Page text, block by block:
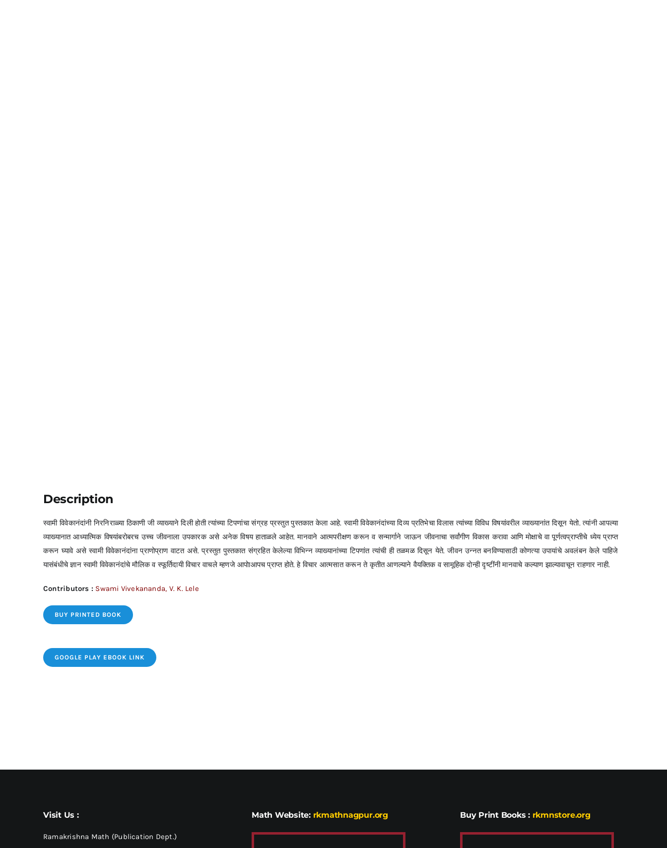
Description
स्वामी विवेकानंदांनी निरनिराळ्या ठिकाणी जी व्याख्याने दिली होती त्यांच्या टिपणांचा संग्रह प्रस्तुत पुस्तकात केला आहे. स्वामी विवेकानंदांच्या दिव्य प्रतिभेचा विलास त्यांच्या विविध विषयांवरील व्याख्यानांत दिसून येतो. त्यांनी आपल्या
व्याख्यानात आध्यात्मिक विषयांबरोबरच उच्च जीवनाला उपकारक असे अनेक विषय हाताळले आहेत. मानवाने आत्मपरीक्षण करून व सन्मार्गाने जाऊन जीवनाचा सर्वांगीण विकास करावा आणि मोक्षाचे वा पूर्णत्वप्राप्तीचे ध्येय प्राप्त
करून घ्यावे असे स्वामी विवेकानंदांना प्राणोप्राण वाटत असे. प्रस्तुत पुस्तकात संग्रहित केलेल्या विभिन्न व्याख्यानांच्या टिपणांत त्यांची ही तळमळ दिसून येते. जीवन उन्नत बनविण्यासाठी कोणत्या उपायांचे अवलंबन केले पाहिजे
यासंबंधीचे ज्ञान स्वामी विवेकानंदांचे मौलिक व स्फूर्तिदायी विचार वाचले म्हणजे आपोाआपच प्राप्त होते. हे विचार आत्मसात करून ते कृतीत आणल्याने वैयक्तिक व सामूहिक दोन्ही दृष्टींनी मानवाचे कल्याण झाल्यावाचून राहणार नाही.
Contributors : Swami Vivekananda, V. K. Lele
BUY PRINTED BOOK
GOOGLE PLAY EBOOK LINK
Visit Us :
Ramakrishna Math (Publication Dept.)
Math Website: rkmathnagpur.org Buy Print Books : rkmnstore.org